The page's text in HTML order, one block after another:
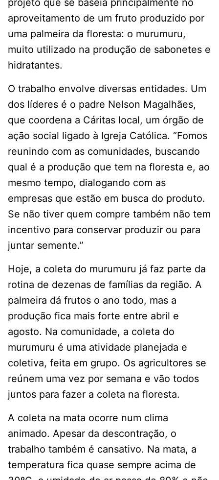
projeto que se baseia principalmente no
aproveitamento de um fruto produzido por
uma palmeira da floresta: o murumuru,
muito utilizado na produção de sabonetes e
hidratantes.
O trabalho envolve diversas entidades. Um
dos líderes é o padre Nelson Magalhães,
que coordena a Cáritas local, um órgão de
ação social ligado à Igreja Católica. “Fomos
reunindo com as comunidades, buscando
qual é a produção que tem na floresta e, ao
mesmo tempo, dialogando com as
empresas que estão em busca do produto.
Se não tiver quem compre também não tem
incentivo para conservar produzir ou para
juntar semente.”
Hoje, a coleta do murumuru já faz parte da
rotina de dezenas de famílias da região. A
palmeira dá frutos o ano todo, mas a
produção fica mais forte entre abril e
agosto. Na comunidade, a coleta do
murumuru é uma atividade planejada e
coletiva, feita em grupo. Os agricultores se
reúnem uma vez por semana e vão todos
juntos para fazer a coleta na floresta.
A coleta na mata ocorre num clima
animado. Apesar da descontração, o
trabalho também é cansativo. Na mata, a
temperatura fica quase sempre acima de